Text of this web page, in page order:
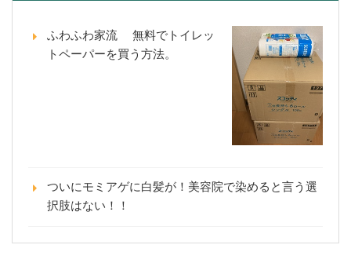
ふわふわ家流 無料でトイレッ
トペーパーを買う方法。
ついにモミアゲに白髪が！美容院で染めると言う選
択肢はない！！